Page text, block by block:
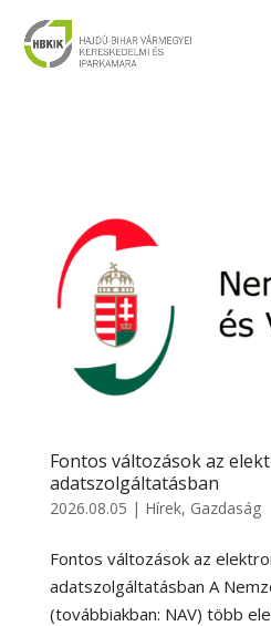
Fontos változások az
adatszolgáltatásban
2026.08.05 | Hírek, Gazdaság
Fontos változások az
adatszolgáltatásban A
(továbbiakban: NAV) több